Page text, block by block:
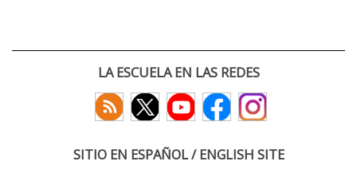
LA ESCUELA EN LAS REDES
SITIO EN ESPAÑOL / ENGLISH SITE